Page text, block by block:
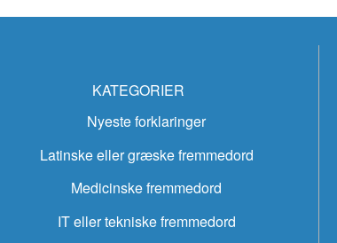
KATEGORIER
Nyeste forklaringer
Latinske eller græske fremmedord
Medicinske fremmedord
IT eller tekniske fremmedord